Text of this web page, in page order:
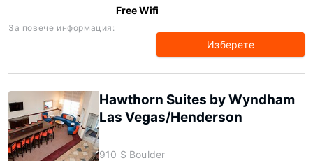
Free Wifi
За повече информация:
Изберете
Hawthorn Suites by Wyndham
Las Vegas/Henderson
910 S Boulder